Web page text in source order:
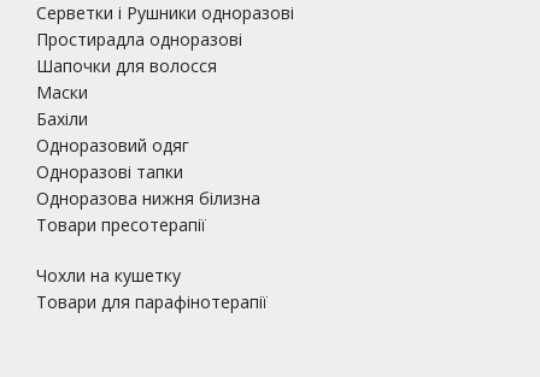
Серветки і Рушники одноразові
Простирадла одноразові
Шапочки для волосся
Маски
Бахіли
Одноразовий одяг
Одноразові тапки
Одноразова нижня білизна
Товари пресотерапії
Чохли на кушетку
Товари для парафінотерапії